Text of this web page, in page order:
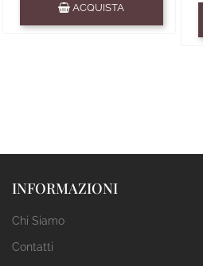
ACQUISTA
INFORMAZIONI
Chi Siamo
Contatti